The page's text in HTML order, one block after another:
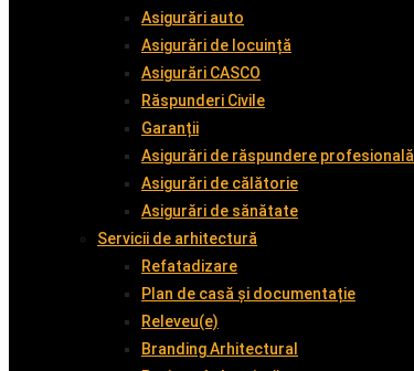
Asigurări auto
Asigurări de locuință
Asigurări CASCO
Răspunderi Civile
Garanții
Asigurări de răspundere profesională
Asigurări de călătorie
Asigurări de sănătate
Servicii de arhitectură
Refatadizare
Plan de casă și documentație
Releveu(e)
Branding Arhitectural